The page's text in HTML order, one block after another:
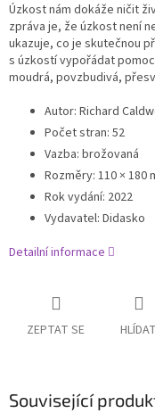
Úzkost nám dokáže ničit
zpráva je, že úzkost není
ukazuje, co je skutečnou
s úzkostí vypořádat
moudrá, povzbudivá,
Autor: Richard
Počet stran: 52
Vazba: brožovaná
Rozměry: 110 × 180
Rok vydání: 2022
Vydavatel: Didasko
Detailní informace
ZEPTAT SE HLÍDAT
Související